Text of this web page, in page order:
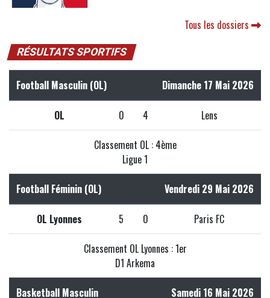
Tous les dossiers
RÉSULTATS SPORTIFS
Football Masculin (OL) Dimanche 17 Mai 2026
OL 0 4 Lens
Classement OL : 4ème
Ligue 1
Football Féminin (OL) Vendredi 29 Mai 2026
OL Lyonnes 5 0 Paris FC
Classement OL Lyonnes : 1er
D1 Arkema
Basketball Masculin Samedi 16 Mai 2026